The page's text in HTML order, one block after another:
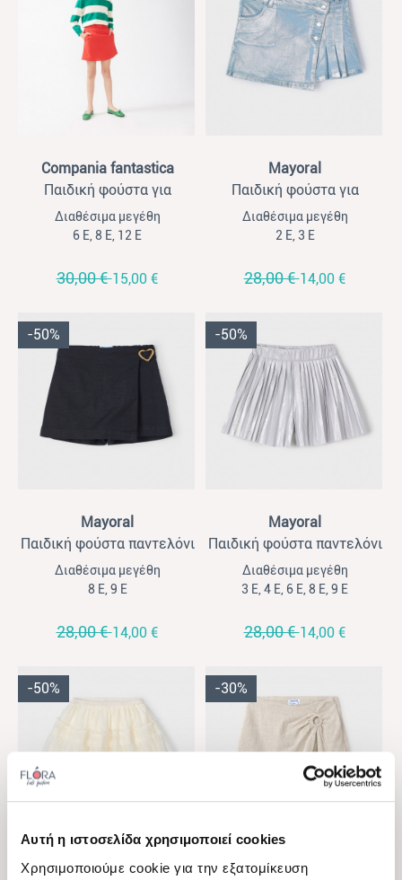
Αυτή η ιστοσελίδα χρησιμοποιεί cookies
Χρησιμοποιούμε cookie για την εξατομίκευση
Compania fantastica
Παιδική φούστα για
κορίτσια Compania
Fantastica κόκκινο
Διαθέσιμα μεγέθη
6 Ε, 8 Ε, 12 Ε
30,00 €15,00 €
Mayoral
Παιδική φούστα για
κορίτσια Mayoral denim
ασημί τζιν ξεβαμμένο
Διαθέσιμα μεγέθη
2 Ε, 3 Ε
28,00 €14,00 €
-50%
Mayoral
Παιδική φούστα παντελόνι
για κορίτσια Mayoral
αγκράφα μαύρο
Διαθέσιμα μεγέθη
8 Ε, 9 Ε
28,00 €14,00 €
-50%
Mayoral
Παιδική φούστα παντελόνι
για κορίτσια Mayoral πλισέ
ασημί
Διαθέσιμα μεγέθη
3 Ε, 4 Ε, 6 Ε, 8 Ε, 9 Ε
28,00 €14,00 €
-50%
View
Mayoral
-30%
View
Mayoral